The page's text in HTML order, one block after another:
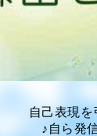
自己表現を
♪自ら発